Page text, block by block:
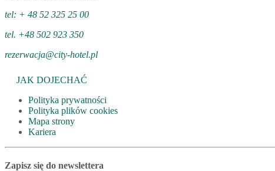
tel: + 48 52 325 25 00
tel. +48 502 923 350
rezerwacja@city-hotel.pl
JAK DOJECHAĆ
Polityka prywatności
Polityka plików cookies
Mapa strony
Kariera
Zapisz się do newslettera